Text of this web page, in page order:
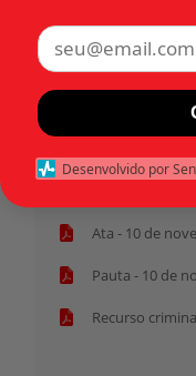
Tags:
Início
Ata - 10 de
Pauta - 10 de
Recurso
Desenvolvido por